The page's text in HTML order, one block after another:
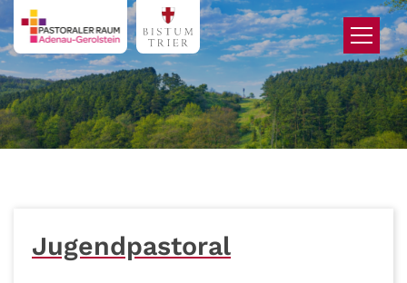
Zum Inhalt springen
Jugendpastoral